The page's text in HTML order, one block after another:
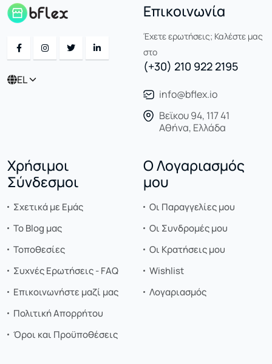
EL
Επικοινωνία
Έχετε ερωτήσεις; Καλέστε μας
στο
(+30) 210 922 2195
info@bflex.io
Βεϊκου 94, 117 41
Αθήνα, Ελλάδα
Χρήσιμοι
Σύνδεσμοι
Σχετικά με Εμάς
Το Blog μας
Τοποθεσίες
Συχνές Ερωτήσεις - FAQ
Επικοινωνήστε μαζί μας
Πολιτική Απορρήτου
Όροι και Προϋποθέσεις
Ο Λογαριασμός
μου
Οι Παραγγελίες μου
Οι Συνδρομές μου
Οι Κρατήσεις μου
Wishlist
Λογαριασμός